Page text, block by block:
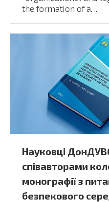
the formation of a…
Науковці
співавторами
монографії з
безпекового